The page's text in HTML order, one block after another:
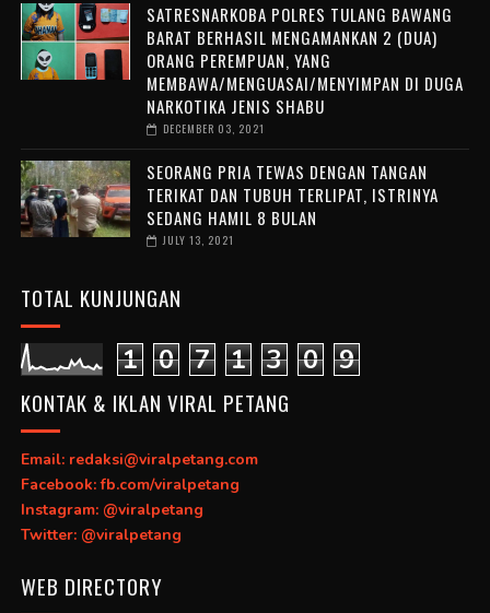
SATRESNARKOBA POLRES TULANG BAWANG
BARAT BERHASIL MENGAMANKAN 2 (DUA)
ORANG PEREMPUAN, YANG
MEMBAWA/MENGUASAI/MENYIMPAN DI DUGA
NARKOTIKA JENIS SHABU
DECEMBER 03, 2021
SEORANG PRIA TEWAS DENGAN TANGAN
TERIKAT DAN TUBUH TERLIPAT, ISTRINYA
SEDANG HAMIL 8 BULAN
JULY 13, 2021
TOTAL KUNJUNGAN
1 0 7 1 3 0 9
KONTAK & IKLAN VIRAL PETANG
Email: redaksi@viralpetang.com
Facebook: fb.com/viralpetang
Instagram: @viralpetang
Twitter: @viralpetang
WEB DIRECTORY